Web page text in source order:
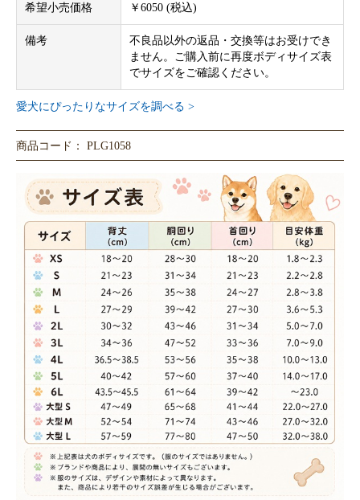
希望小売価格 ￥6050 (税込)
備考
不良品以外の返品・交換等はお受けでき
ません。ご購入前に再度ボディサイズ表
でサイズをご確認ください。
愛犬にぴったりなサイズを調べる >
商品コード： PLG1058